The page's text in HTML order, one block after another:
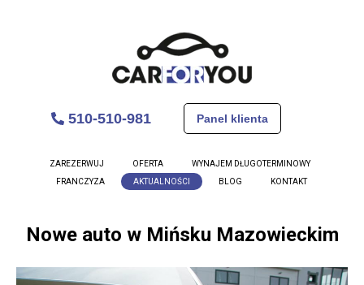
510-510-981 Panel klienta
ZAREZERWUJ OFERTA
WYNAJEM DŁUGOTERMINOWY
FRANCZYZA
AKTUALNOŚCI BLOG KONTAKT
Nowe auto w Mińsku Mazowieckim